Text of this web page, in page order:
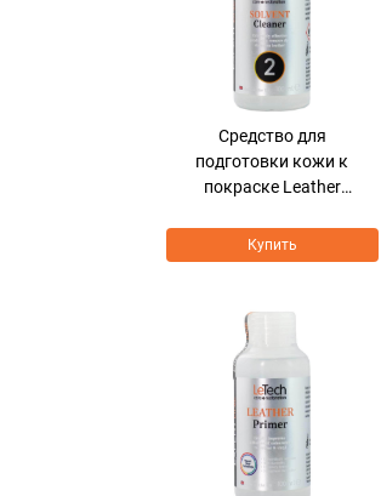
Средcтво для
подготовки кожи к
покраске Leather
Купить